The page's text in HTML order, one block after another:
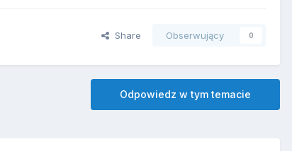
Share Obserwujący 0
Odpowiedz w tym temacie